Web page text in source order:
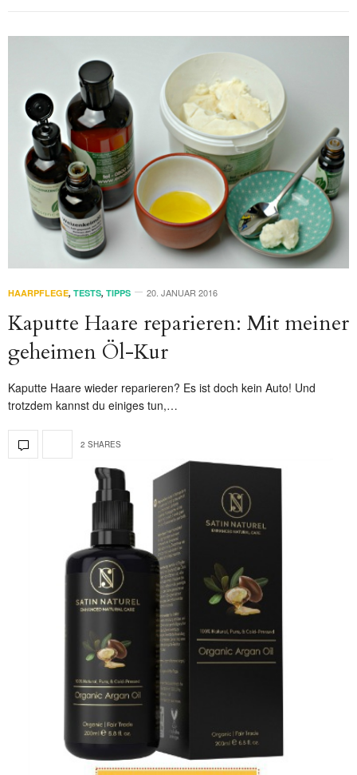
HAARPFLEGE, TESTS, TIPPS 20. JANUAR 2016
Kaputte Haare reparieren: Mit meiner
geheimen Öl-Kur
Kaputte Haare wieder reparieren? Es ist doch kein Auto! Und
trotzdem kannst du einiges tun,…
2 SHARES